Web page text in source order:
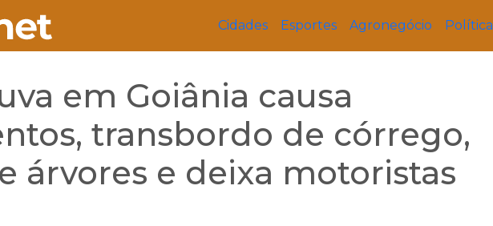
Cidades Esportes Agronegócio Política
em Goiânia causa
transbordo de córrego,
árvores e deixa motoristas